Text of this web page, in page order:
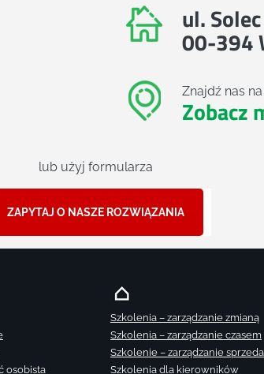
ul.
00-394
Znajdź nas
Zobacz
lub użyj formularza
ZAPYTAJ O NASZE ROZWIĄZANIA
osobista
Szkolenia – zarządzanie zmianą
Szkolenia – zarządzanie czasem
Szkolenie – zarządzanie
Szkolenia dla kierowników